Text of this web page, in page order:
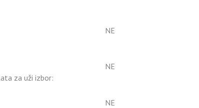
NE
za uži izbor:
NE
NE